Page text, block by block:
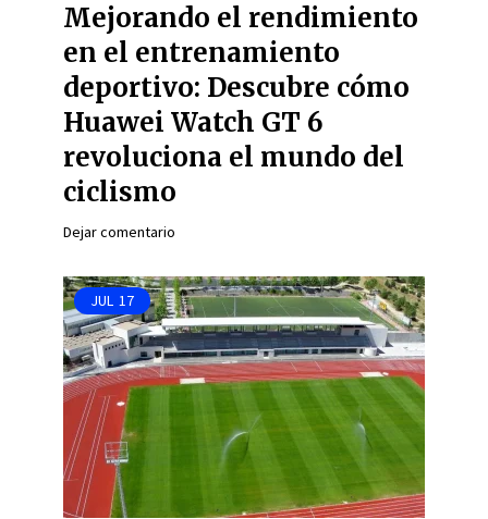
Mejorando el rendimiento
en el entrenamiento
deportivo: Descubre cómo
Huawei Watch GT 6
revoluciona el mundo del
ciclismo
Dejar comentario
JUL 17